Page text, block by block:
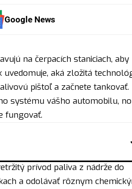
Google News
na čerpacích staniciach, aby
aká zložitá
pištoľ a začnete tankovať.
systému vášho automobilu,
fungovať.
prívod paliva z nádrže do
a odolávať rôznym